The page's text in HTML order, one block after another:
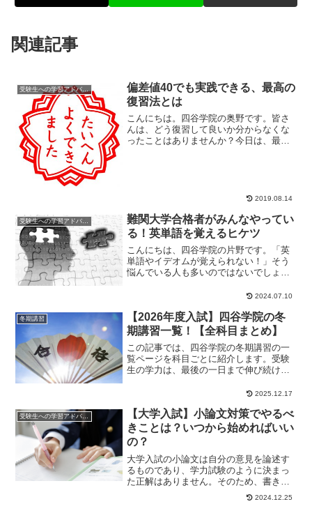
関連記事
偏差値40でも実践できる、最高の
復習法とは
こんにちは。四谷学院の奥野です。皆さ
んは、どう復習して良いか分からなくな
ったことはありませんか？今日は、最高
2019.08.14
受験生への学習アドバイス
難関大学合格者がみんなやってい
る！英単語を覚えるヒケツ
こんにちは、四谷学院の片野です。「英
単語やイデオムが覚えられない！」そう
悩んでいる人も多いのではないでしょう
2024.07.10
冬期講習
【2026年度入試】四谷学院の冬
期講習一覧！【全科目まとめ】
この記事では、四谷学院の冬期講習の一
覧ページを科目ごとに紹介します。受験
生の学力は、最後の一日まで伸び続けま
2025.12.17
【大学入試】小論文対策でやるべ
きことは？いつから始めればいい
の？
大学入試の小論文は自分の意見を論述す
るものであり、学力試験のように決まっ
た正解はありません。そのため、書き方
に自信がない方や苦手に感じている方も
2024.12.25